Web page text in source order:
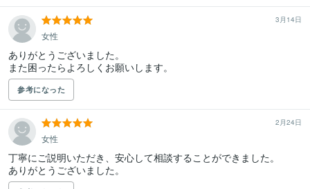
3月14日
女性
ありがとうございました。
また困ったらよろしくお願いします。
参考になった
2月24日
女性
丁寧にご説明いただき、安心して相談することができました。